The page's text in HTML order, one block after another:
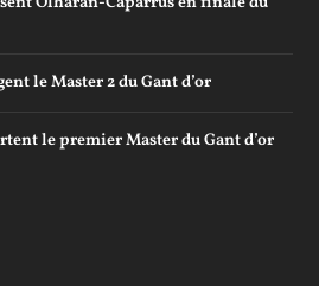
le Master 2 du Gant d’or
le premier Master du Gant d’or